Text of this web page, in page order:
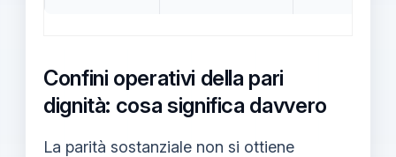
Confini operativi della pari
dignità: cosa significa davvero
La parità sostanziale non si ottiene